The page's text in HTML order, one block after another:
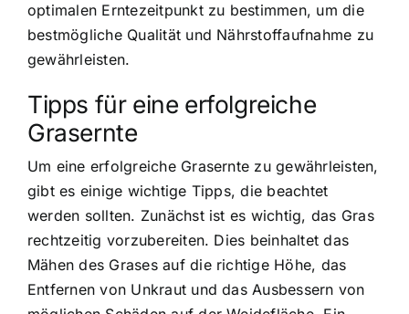
optimalen Erntezeitpunkt zu bestimmen, um die
bestmögliche Qualität und Nährstoffaufnahme zu
gewährleisten.
Tipps für eine erfolgreiche
Grasernte
Um eine erfolgreiche Grasernte zu gewährleisten,
gibt es einige wichtige Tipps, die beachtet
werden sollten. Zunächst ist es wichtig, das Gras
rechtzeitig vorzubereiten. Dies beinhaltet das
Mähen des Grases auf die richtige Höhe, das
Entfernen von Unkraut und das Ausbessern von